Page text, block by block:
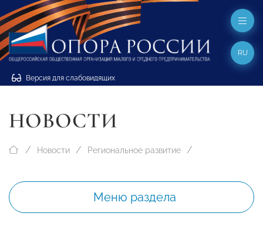
Версия для слабовидящих
RU
НОВОСТИ
Новости Региональное развитие
Меню раздела